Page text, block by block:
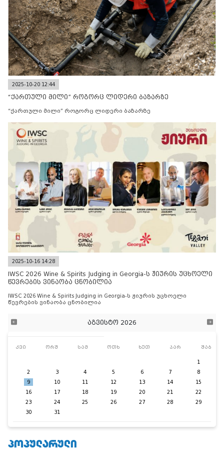
2025-10-20 12:44
“ქართული მილი” როგორც ლიდერი ბაზარზე
“ქართული მილი” როგორც ლიდერი ბაზარზე
2025-10-16 14:28
IWSC 2026 Wine & Spirits Judging in Georgia-ს ჟიურის უცხოელი
წევრების ვინაობა ცნობილია
IWSC 2026 Wine & Spirits Judging in Georgia-ს ჟიურის უცხოელი
წევრების ვინაობა ცნობილია
აგვისტო 2026
კვი ორშ სამ ოთხ ხუთ პარ შაბ
1
2
3 4 5 6 7
8
9
10 11 12 13 14
15
16
17 18 19 20 21
22
23
24 25 26 27 28
29
30
31
ᲞᲝᲞᲣᲚᲐᲠᲣᲚᲘ